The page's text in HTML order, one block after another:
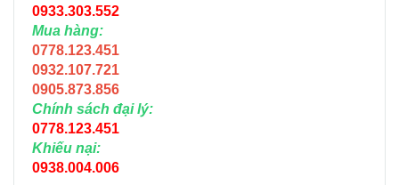
0933.303.552
Mua hàng:
0778.123.451
0932.107.721
0905.873.856
Chính sách đại lý:
0778.123.451
Khiếu nại:
0938.004.006